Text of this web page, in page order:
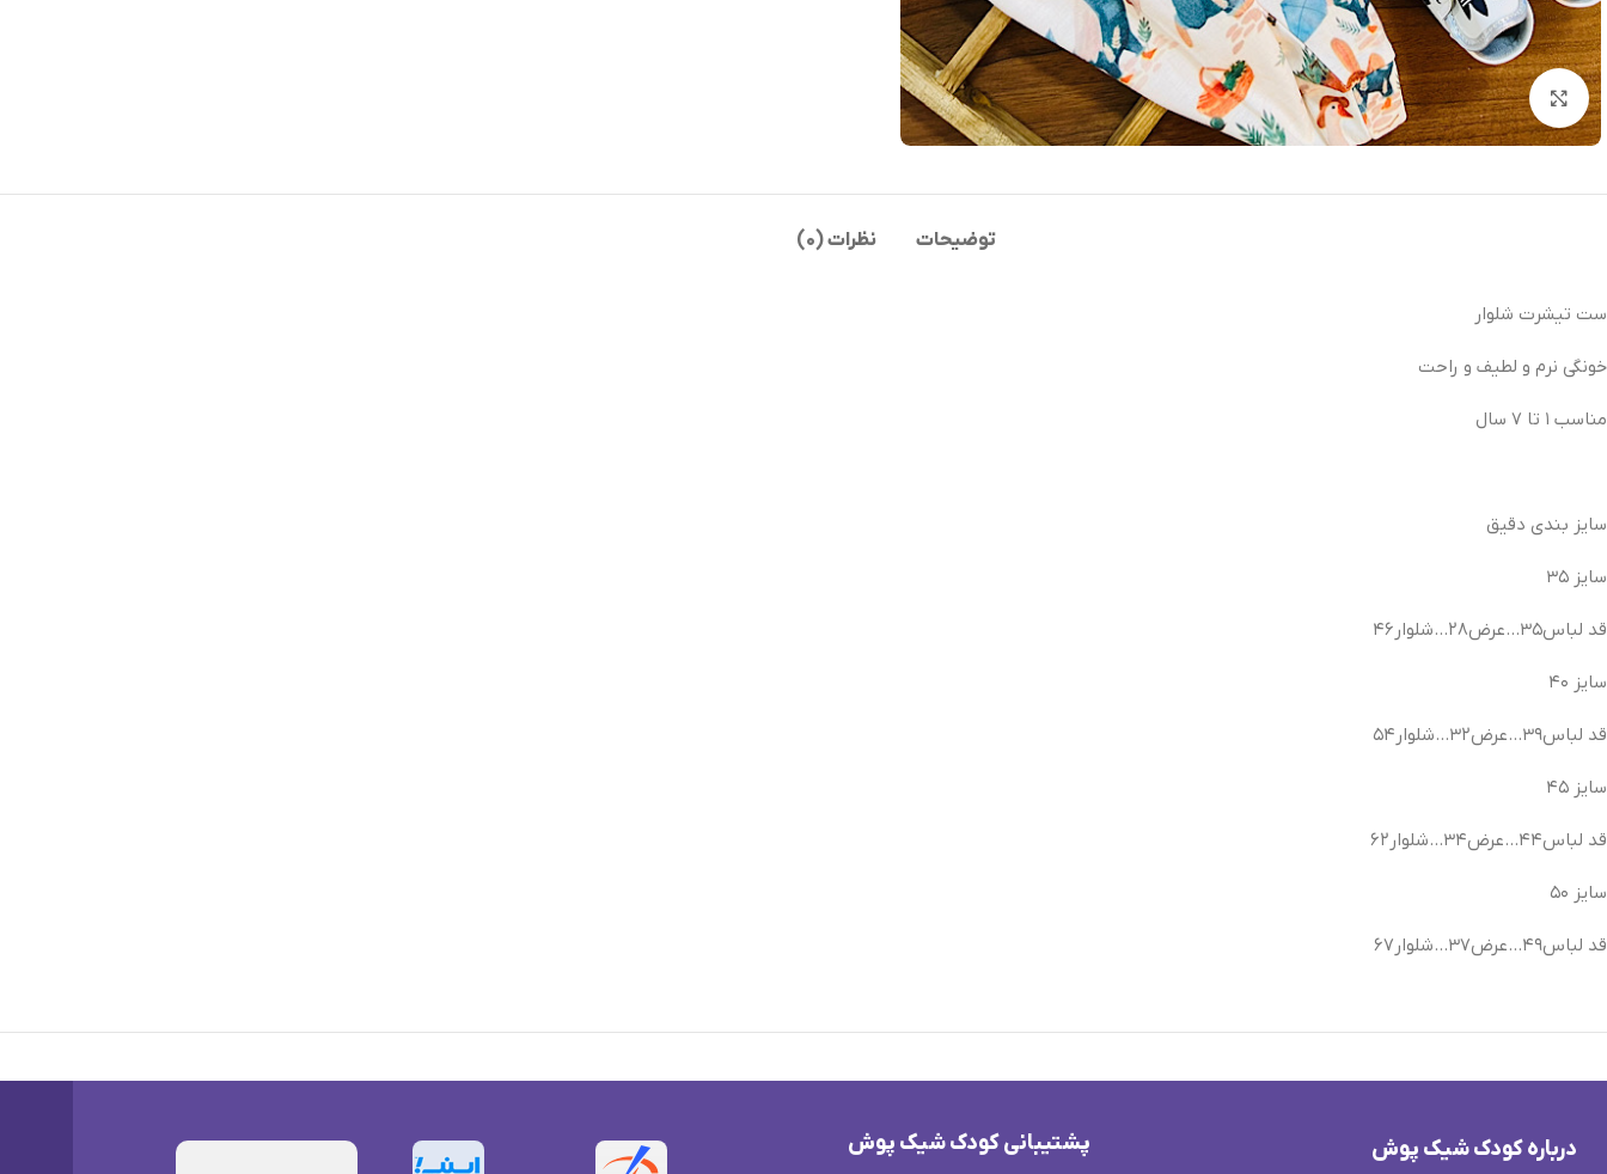
بزرگنمایی تصویر
توضیحات نظرات (0)
ست تیشرت شلوار
خونگی نرم و لطیف و راحت
مناسب ۱ تا ۷ سال
سایز بندی دقیق
سایز ۳۵
قد لباس۳۵…عرض۲۸…شلوار۴۶
سایز ۴۰
قد لباس۳۹…عرض۳۲…شلوار۵۴
سایز ۴۵
قد لباس۴۴…عرض۳۴…شلوار۶۲
سایز ۵۰
قد لباس۴۹…عرض۳۷…شلوار۶۷
درباره کودک شیک پوش پشتیبانی کودک شیک پوش